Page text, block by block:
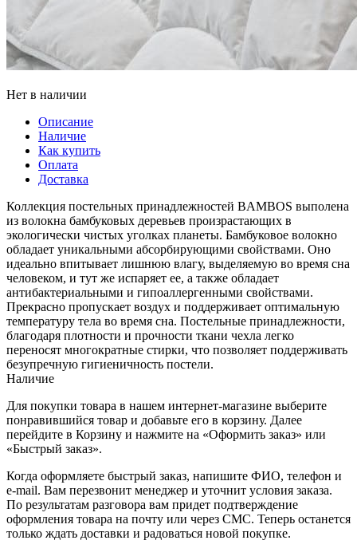
Нет в наличии
Описание
Наличие
Как купить
Оплата
Доставка
Коллекция постельных принадлежностей BAMBOS выполена
из волокна бамбуковых деревьев произрастающих в
экологически чистых уголках планеты. Бамбуковое волокно
обладает уникальными абсорбирующими свойствами. Оно
идеально впитывает лишнюю влагу, выделяемую во время сна
человеком, и тут же испаряет ее, а также обладает
антибактериальными и гипоаллергенными свойствами.
Прекрасно пропускает воздух и поддерживает оптимальную
температуру тела во время сна. Постельные принадлежности,
благодаря плотности и прочности ткани чехла легко
переносят многократные стирки, что позволяет поддерживать
безупречную гигиеничность постели.
Наличие
Для покупки товара в нашем интернет-магазине выберите
понравившийся товар и добавьте его в корзину. Далее
перейдите в Корзину и нажмите на «Оформить заказ» или
«Быстрый заказ».
Когда оформляете быстрый заказ, напишите ФИО, телефон и
e-mail. Вам перезвонит менеджер и уточнит условия заказа.
По результатам разговора вам придет подтверждение
оформления товара на почту или через СМС. Теперь останется
только ждать доставки и радоваться новой покупке.